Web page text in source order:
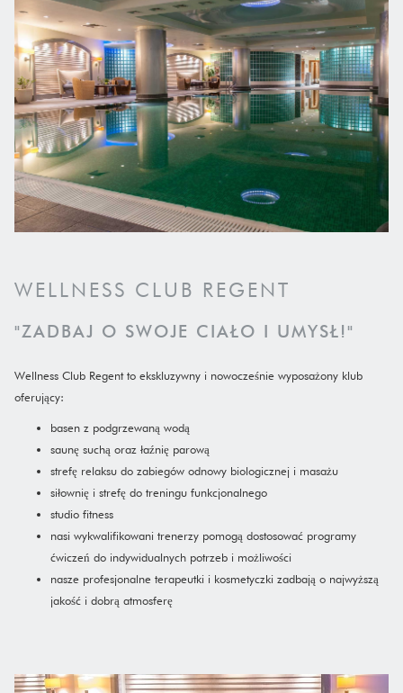
WELLNESS CLUB REGENT
"ZADBAJ O SWOJE CIAŁO I UMYSŁ!"
Wellness Club Regent to ekskluzywny i nowocześnie wyposażony klub
oferujący:
basen z podgrzewaną wodą
saunę suchą oraz łaźnię parową
strefę relaksu do zabiegów odnowy biologicznej i masażu
siłownię i strefę do treningu funkcjonalnego
studio fitness
nasi wykwalifikowani trenerzy pomogą dostosować programy
ćwiczeń do indywidualnych potrzeb i możliwości
nasze profesjonalne terapeutki i kosmetyczki zadbają o najwyższą
jakość i dobrą atmosferę